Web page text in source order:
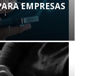
EMPRESAS